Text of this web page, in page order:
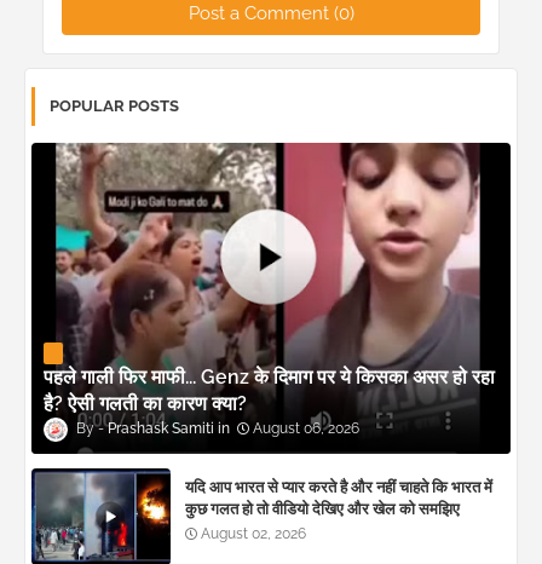
Post a Comment (0)
POPULAR POSTS
पहले गाली फिर माफी... Genz के दिमाग पर ये किसका असर हो रहा
है? ऐसी गलती का कारण क्या?
Prashask Samiti August 06, 2026
यदि आप भारत से प्यार करते है और नहीं चाहते कि भारत में
कुछ गलत हो तो वीडियो देखिए और खेल को समझिए
August 02, 2026